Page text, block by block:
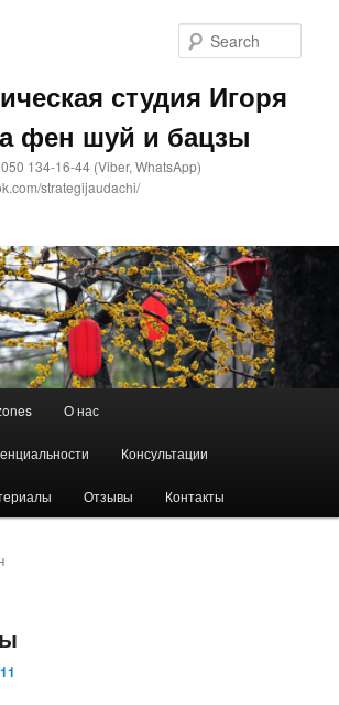
студия Игоря
фен шуй и бацзы
134-16-44 (Viber, WhatsApp)
strategijaudachi/
О нас
Консультации
Отзывы Контакты